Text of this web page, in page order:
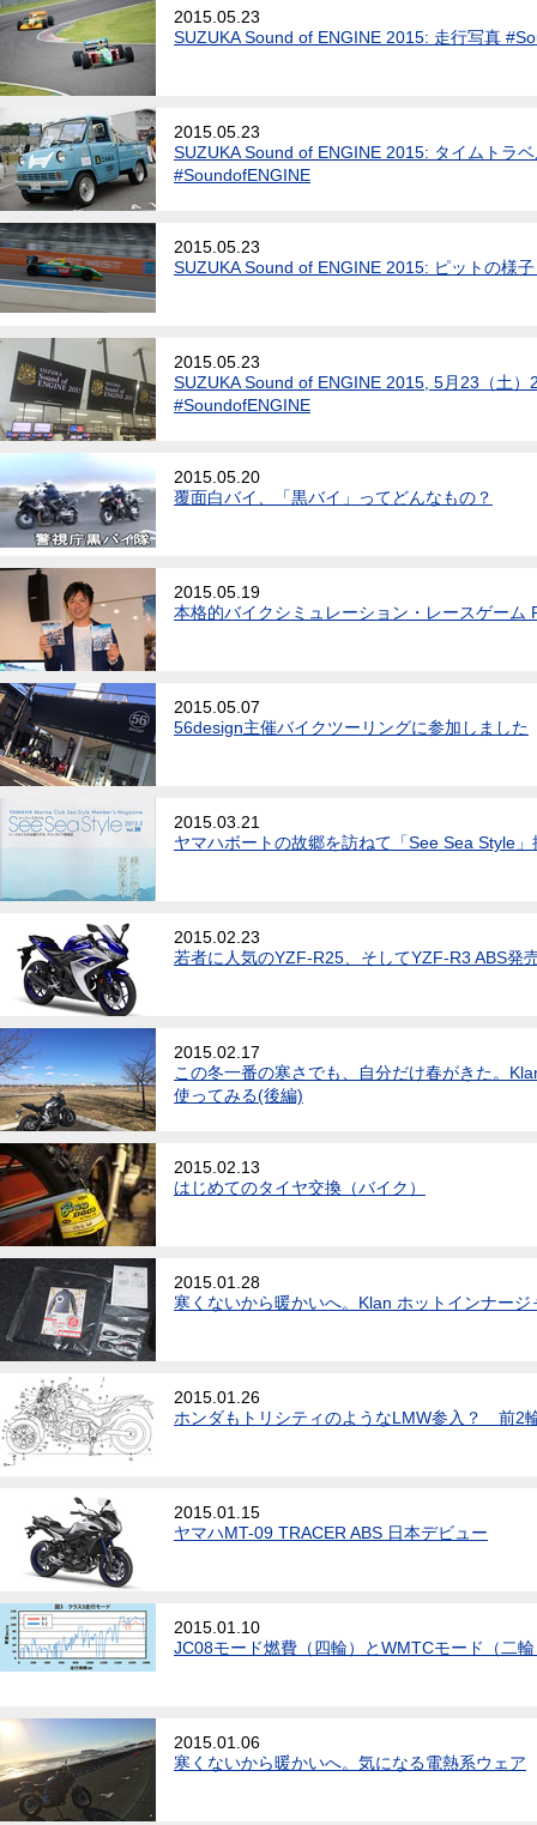
2015.05.23
SUZUKA Sound of ENGINE 2015: 走行写真
2015.05.23
SUZUKA Sound of ENGINE 2015: タイムトラ
#SoundofENGINE
2015.05.23
SUZUKA Sound of ENGINE 2015: ピットの様
2015.05.23
SUZUKA Sound of ENGINE 2015, 5月23（土）
#SoundofENGINE
2015.05.20
覆面白バイ、「黒バイ」ってどんなもの？
2015.05.19
本格的バイクシミュレーション・レースゲーム
2015.05.07
56design主催バイクツーリングに参加しました
2015.03.21
ヤマハボートの故郷を訪ねて「See Sea Style」
2015.02.23
若者に人気のYZF-R25、そしてYZF-R3 ABS発
2015.02.17
この冬一番の寒さでも、自分だけ春がきた。
使ってみる(後編)
2015.02.13
はじめてのタイヤ交換（バイク）
2015.01.28
寒くないから暖かいへ。Klan ホットインナー
2015.01.26
ホンダもトリシティのようなLMW参入？ 前2
2015.01.15
ヤマハMT-09 TRACER ABS 日本デビュー
2015.01.10
JC08モード燃費（四輪）とWMTCモード（二
2015.01.06
寒くないから暖かいへ。気になる電熱系ウェア